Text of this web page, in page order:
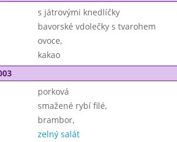
s játrovými knedlíčky
bavorské vdolečky s tvarohem
ovoce,
kakao
porková
smažené rybí filé,
brambor,
zelný salát